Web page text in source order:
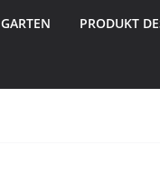
GARTEN PRODUKT